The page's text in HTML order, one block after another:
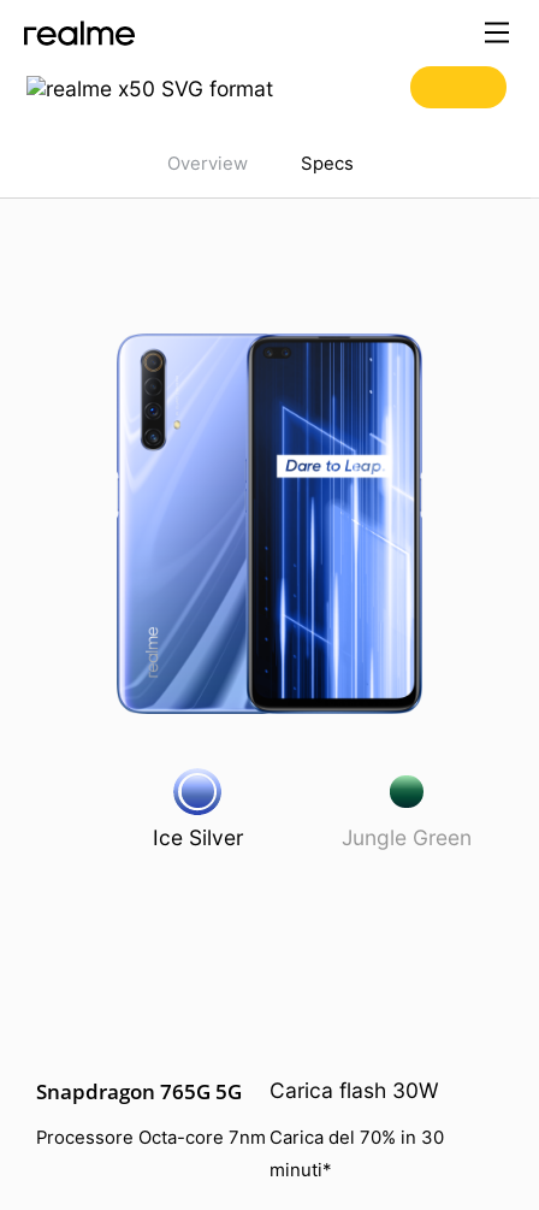
realme 6 Pro Specifications
Overview Specs
Snapdragon 765G 5G
Processore Octa-core 7nm
Carica flash 30W
Carica del 70% in 30
minuti*
Ice Silver Jungle Green